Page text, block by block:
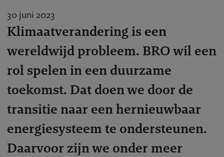
30 juni 2023
Klimaatverandering is een
wereldwijd probleem. BRO wil een
rol spelen in een duurzame
toekomst. Dat doen we door de
transitie naar een hernieuwbaar
energiesysteem te ondersteunen.
Daarvoor zijn we onder meer